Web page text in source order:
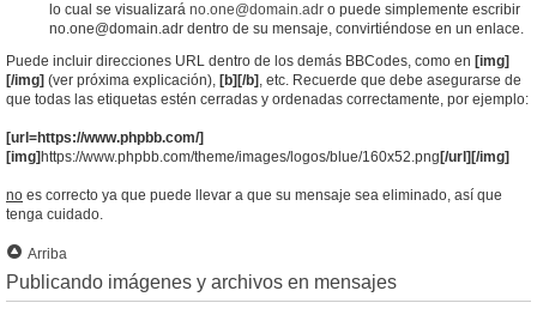
lo cual se visualizará no.one@domain.adr o puede simplemente escribir
no.one@domain.adr dentro de su mensaje, convirtiéndose en un enlace.
Puede incluir direcciones URL dentro de los demás BBCodes, como en [img]
[/img] (ver próxima explicación), [b][/b] , etc. Recuerde que debe asegurarse de
que todas las etiquetas estén cerradas y ordenadas correctamente, por ejemplo:
[url=https://www.phpbb.com/]
[img] https://www.phpbb.com/theme/images/logos/blue/160x52.png [/url][/img]
no es correcto ya que puede llevar a que su mensaje sea eliminado, así que
tenga cuidado.
Arriba
Publicando imágenes y archivos en mensajes